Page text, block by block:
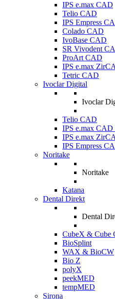
IPS e.max CAD
Telio CAD
IPS Empress
Colado CAD
IvoBase CAD
SR Vivodent
ProArt CAD
IPS e.max
Tetric CAD
Ivoclar Digital
Ivoclar
Telio CAD
IPS e.max
IPS e.max
IPS Empress
Noritake
Noritake
Katana
Dental Direkt
Dental
CubeX & Cube
BioSplint
WAX & BioCW
Bio Z
polyX
peekMED
tempMED
Sirona